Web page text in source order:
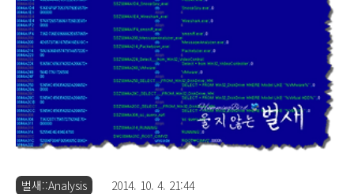
1.0.0.1" 광고 프로그램은 삭제 이후에도 마이크로소프트
(Microsoft) 보안 프로그램처럼 등록된 파일을 이용하여 지속적으
로 광고 기능을 수행하도록 제작되어 있으므로 사용자에 ..
벌새::Analysis 2014. 10. 4. 21:44